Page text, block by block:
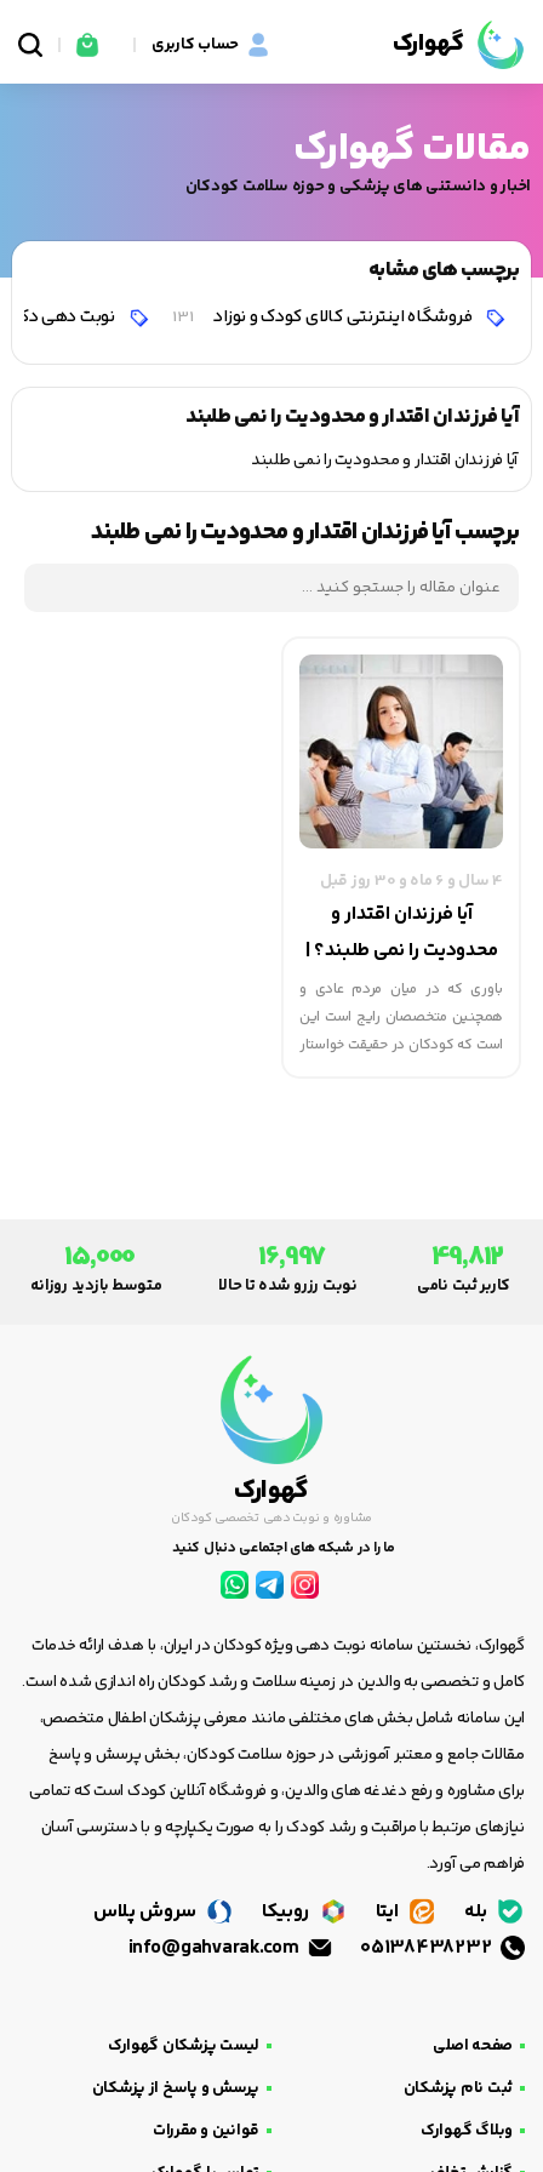
گهوارک حساب کاربری
مقالات گهوارک
اخبار و دانستنی های پزشکی و حوزه سلامت کودکان
برچسب های مشابه
فروشگاه اینترنتی کالای کودک و نوزاد 131 نوبت دهی
آیا فرزندان اقتدار و محدودیت را نمی طلبند
آیا فرزندان اقتدار و محدودیت را نمی طلبند
برچسب آیا فرزندان اقتدار و محدودیت را نمی طلبند
4 سال و 6 ماه و 30 روز قبل
آیا فرزندان اقتدار و
محدودیت را نمی طلبند؟ |
گهوارک
باوری که در میان مردم عادی و
همچنین متخصصان رایج است این
است که کودکان در حقیقت خواستار
49,812
کاربر ثبت نامی
16,997
نوبت رزرو شده تا حالا
15,000
متوسط بازدید روزانه
گهوارک
مشاوره و نوبت دهی تخصصی کودکان
ما را در شبکه های اجتماعی دنبال کنید
گهوارک، نخستین سامانه نوبت دهی ویژه کودکان در ایران، با هدف ارائه خدمات
کامل و تخصصی به والدین در زمینه سلامت و رشد کودکان راه اندازی شده است.
این سامانه شامل بخش های مختلفی مانند معرفی پزشکان اطفال متخصص،
مقالات جامع و معتبر آموزشی در حوزه سلامت کودکان، بخش پرسش و پاسخ
برای مشاوره و رفع دغدغه های والدین، و فروشگاه آنلاین کودک است که تمامی
نیازهای مرتبط با مراقبت و رشد کودک را به صورت یکپارچه و با دسترسی آسان
فراهم می آورد.
بله ایتا روبیکا
سروش پلاس
صفحه اصلی
لیست پزشکان گهوارک
ثبت نام پزشکان
پرسش و پاسخ از پزشکان
وبلاگ گهوارک
قوانین و مقررات